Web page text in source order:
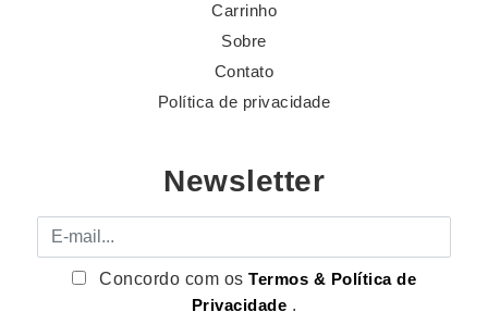
Carrinho
Sobre
Contato
Política de privacidade
Newsletter
E-mail
Concordo com osTermos & Política de
Privacidade .